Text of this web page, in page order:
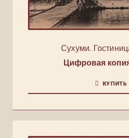
Сухуми.
Цифровая
КУПИТЬ